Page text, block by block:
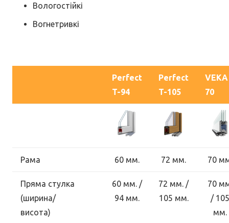
Вологостійкі
Вогнетривкі
Perfect
T-94
Perfect
T-105
VEKA
70
Рама 60 мм. 72 мм. 70
Пряма стулка
(ширина/
висота)
60 мм. /
94 мм.
72 мм. /
105 мм.
70
/ 105
мм.